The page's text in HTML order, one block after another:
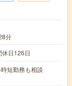
分
日126日
短勤務も相談